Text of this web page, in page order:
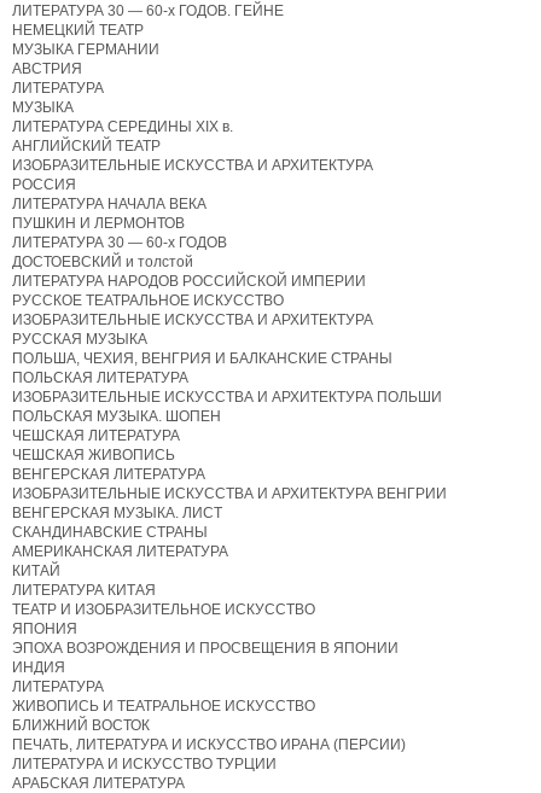
ЛИТЕРАТУРА 30 — 60-х ГОДОВ. ГЕЙНЕ
НЕМЕЦКИЙ ТЕАТР
МУЗЫКА ГЕРМАНИИ
АВСТРИЯ
ЛИТЕРАТУРА
МУЗЫКА
ЛИТЕРАТУРА СЕРЕДИНЫ XIX в.
АНГЛИЙСКИЙ ТЕАТР
ИЗОБРАЗИТЕЛЬНЫЕ ИСКУССТВА И АРХИТЕКТУРА
РОССИЯ
ЛИТЕРАТУРА НАЧАЛА ВЕКА
ПУШКИН И ЛЕРМОНТОВ
ЛИТЕРАТУРА 30 — 60-х ГОДОВ
ДОСТОЕВСКИЙ и толстой
ЛИТЕРАТУРА НАРОДОВ РОССИЙСКОЙ ИМПЕРИИ
РУССКОЕ ТЕАТРАЛЬНОЕ ИСКУССТВО
ИЗОБРАЗИТЕЛЬНЫЕ ИСКУССТВА И АРХИТЕКТУРА
РУССКАЯ МУЗЫКА
ПОЛЬША, ЧЕХИЯ, ВЕНГРИЯ И БАЛКАНСКИЕ СТРАНЫ
ПОЛЬСКАЯ ЛИТЕРАТУРА
ИЗОБРАЗИТЕЛЬНЫЕ ИСКУССТВА И АРХИТЕКТУРА ПОЛЬШИ
ПОЛЬСКАЯ МУЗЫКА. ШОПЕН
ЧЕШСКАЯ ЛИТЕРАТУРА
ЧЕШСКАЯ ЖИВОПИСЬ
ВЕНГЕРСКАЯ ЛИТЕРАТУРА
ИЗОБРАЗИТЕЛЬНЫЕ ИСКУССТВА И АРХИТЕКТУРА ВЕНГРИИ
ВЕНГЕРСКАЯ МУЗЫКА. ЛИСТ
СКАНДИНАВСКИЕ СТРАНЫ
АМЕРИКАНСКАЯ ЛИТЕРАТУРА
КИТАЙ
ЛИТЕРАТУРА КИТАЯ
ТЕАТР И ИЗОБРАЗИТЕЛЬНОЕ ИСКУССТВО
ЯПОНИЯ
ЭПОХА ВОЗРОЖДЕНИЯ И ПРОСВЕЩЕНИЯ В ЯПОНИИ
ИНДИЯ
ЛИТЕРАТУРА
ЖИВОПИСЬ И ТЕАТРАЛЬНОЕ ИСКУССТВО
БЛИЖНИЙ ВОСТОК
ПЕЧАТЬ, ЛИТЕРАТУРА И ИСКУССТВО ИРАНА (ПЕРСИИ)
ЛИТЕРАТУРА И ИСКУССТВО ТУРЦИИ
АРАБСКАЯ ЛИТЕРАТУРА